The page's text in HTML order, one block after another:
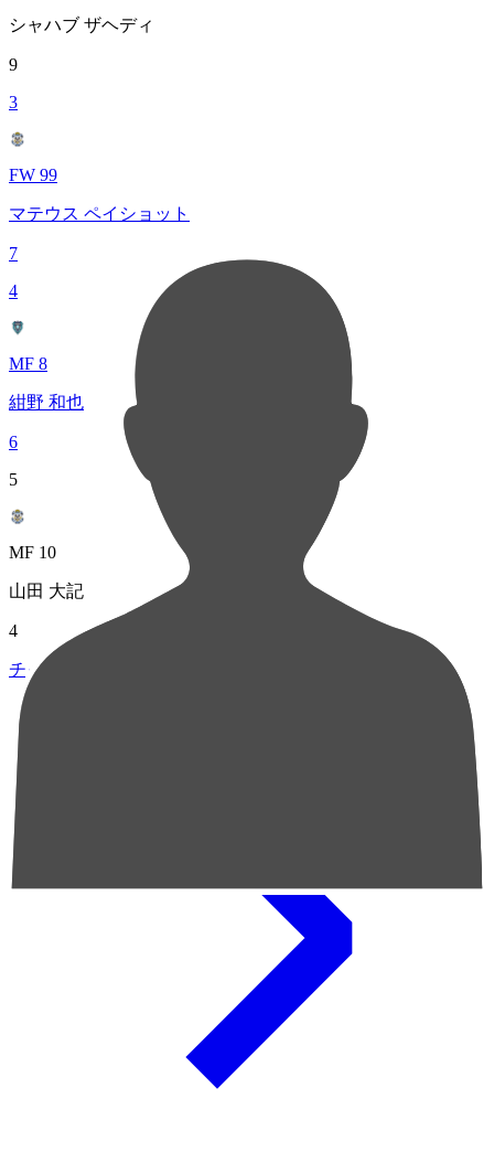
シャハブ ザヘディ
9
3
FW 99
マテウス ペイショット
7
4
MF 8
紺野 和也
6
5
MF 10
山田 大記
4
チャンスクリエイト総数